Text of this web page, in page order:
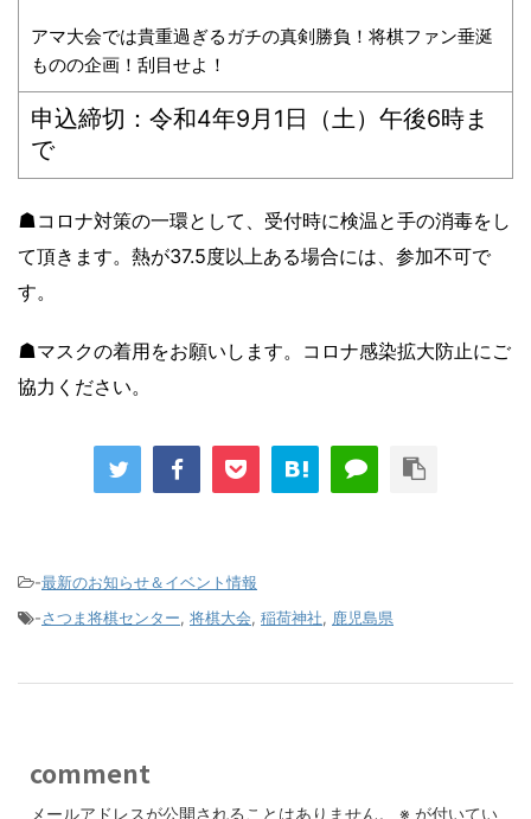
アマ大会では貴重過ぎるガチの真剣勝負！将棋ファン垂涎
ものの企画！刮目せよ！
申込締切：令和4年9月1日（土）午後6時ま
で
☗コロナ対策の一環として、受付時に検温と手の消毒をし
て頂きます。熱が37.5度以上ある場合には、参加不可で
す。
☗マスクの着用をお願いします。コロナ感染拡大防止にご
協力ください。
-最新のお知らせ＆イベント情報
-さつま将棋センター, 将棋大会, 稲荷神社, 鹿児島県
comment
メールアドレスが公開されることはありません。 ※ が付いてい